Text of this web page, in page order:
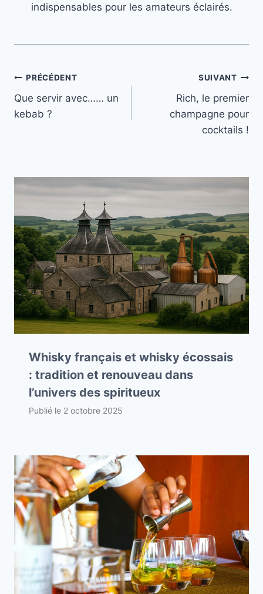
indispensables pour les amateurs éclairés.
Navigation
de
PRÉCÉDENT
Que servir avec…… un
kebab ?
SUIVANT
Rich, le premier
champagne pour
cocktails !
Whisky français et whisky écossais
: tradition et renouveau dans
l’univers des spiritueux
Publié le 2 octobre 2025